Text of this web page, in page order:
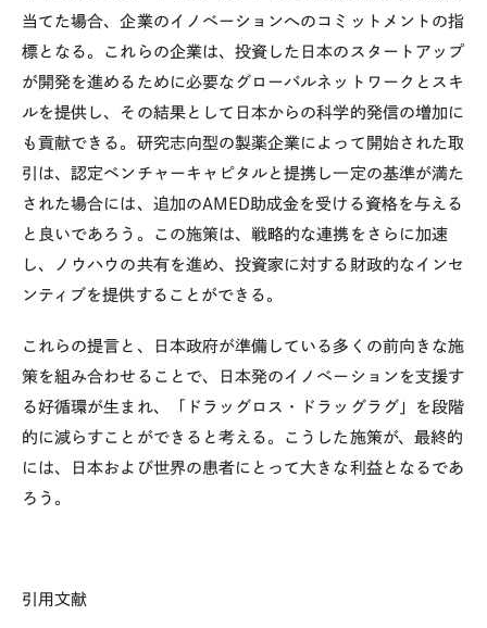
当てた場合、企業のイノベーションへのコミットメントの指
標となる。これらの企業は、投資した日本のスタートアップ
が開発を進めるために必要なグローバルネットワークとスキ
ルを提供し、その結果として日本からの科学的発信の増加に
も貢献できる。研究志向型の製薬企業によって開始された取
引は、認定ベンチャーキャピタルと提携し一定の基準が満た
された場合には、追加のAMED助成金を受ける資格を与える
と良いであろう。この施策は、戦略的な連携をさらに加速
し、ノウハウの共有を進め、投資家に対する財政的なインセ
ンティブを提供することができる。
これらの提言と、日本政府が準備している多くの前向きな施
策を組み合わせることで、日本発のイノベーションを支援す
る好循環が生まれ、「ドラッグロス・ドラッグラグ」を段階
的に減らすことができると考える。こうした施策が、最終的
には、日本および世界の患者にとって大きな利益となるであ
ろう。
引用文献